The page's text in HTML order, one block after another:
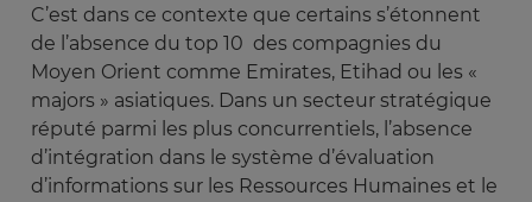
C’est dans ce contexte que certains s’étonnent
de l’absence du top 10 des compagnies du
Moyen Orient comme Emirates, Etihad ou les «
majors » asiatiques. Dans un secteur stratégique
réputé parmi les plus concurrentiels, l’absence
d’intégration dans le système d’évaluation
d’informations sur les Ressources Humaines et le